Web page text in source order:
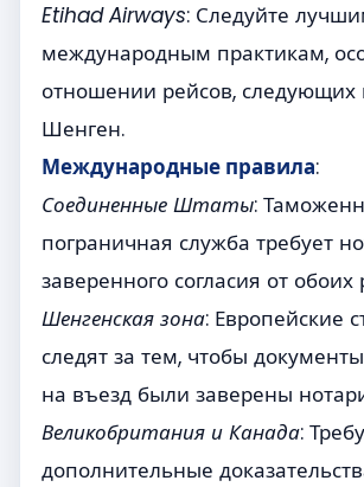
Etihad Airways: Следуйте
международным практикам,
отношении рейсов,
Шенген.
Международные правила:
Соединенные Штаты:
пограничная служба требует
заверенного согласия от обоих
Шенгенская зона: Европейские
следят за тем, чтобы
на въезд были заверены
Великобритания и Канада:
дополнительные